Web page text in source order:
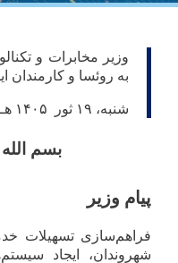
وزیر مخابرات و
به روئسا و
شنبه، ۱۹ ثور ۱۴۰۵ هـ ش مطابق ۱۴۴۷/۱۱/۲۲ هـ ق
بسم
پیام وزیر
فراهم‌سازی تسهیلات
شهروندان، ایجاد